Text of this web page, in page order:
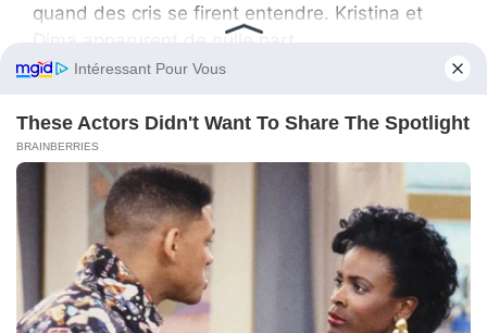
quand des cris se firent entendre. Kristina et
Dima apparurent de nulle part.
Petrovna, — cria Kristina. — Tu veux bien
t’accrocher à mon père sans vergogne ? Ou
alors c’est toi, soi-disant papa, qui veux
t’approcher de moi par elle ? Eh bien, vous
n’avez aucune chance, vous êtes tombés sur la
mauvaise personne.
Larissa regardait cette scène d’un air stupéfait,